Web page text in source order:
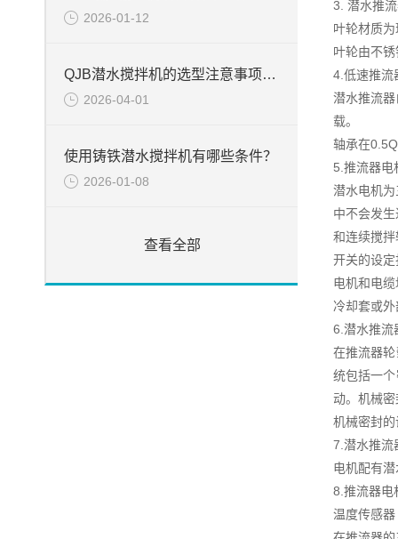
2026-01-12
QJB潜水搅拌机的选型注意事项周知
2026-04-01
使用铸铁潜水搅拌机有哪些条件？
2026-01-08
查看全部
3. 潜水推
叶轮材质
叶轮由不
4.低速推流
潜水推流
载。
轴承在
5.推流器电
潜水电机
中不会发
和连续搅
开关的设
电机和电
冷却套或
6.潜水推流
在推流器
统包括一
动。机械
机械密封
7.潜水推流
电机配有
8.推流器电
温度传感器